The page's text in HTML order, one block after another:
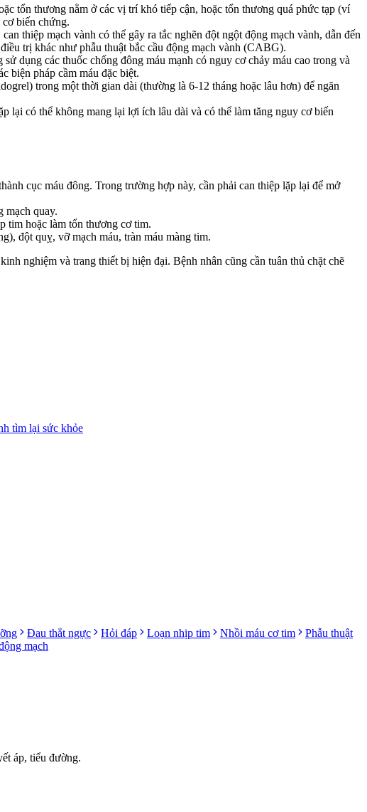
tổn thương nằm ở các vị trí khó tiếp cận, hoặc tổn thương quá phức tạp (ví
biến chứng.
thiệp mạch vành có thể gây ra tắc nghẽn đột ngột động mạch vành, dẫn đến
trị khác như phẫu thuật bắc cầu động mạch vành (CABG).
dụng các thuốc chống đông máu mạnh có nguy cơ chảy máu cao trong và
biện pháp cầm máu đặc biệt.
trong một thời gian dài (thường là 6-12 tháng hoặc lâu hơn) để ngăn
lại có thể không mang lại lợi ích lâu dài và có thể làm tăng nguy cơ biến
cục máu đông. Trong trường hợp này, cần phải can thiệp lặp lại để mở
mạch quay.
tim hoặc làm tổn thương cơ tim.
đột quỵ, vỡ mạch máu, tràn máu màng tim.
nghiệm và trang thiết bị hiện đại. Bệnh nhân cũng cần tuân thủ chặt chẽ
tìm lại sức khỏe
Đau thắt ngực Hỏi đáp Loạn nhịp tim Nhồi máu cơ tim
Phẫu thuật
mạch
áp, tiểu đường.